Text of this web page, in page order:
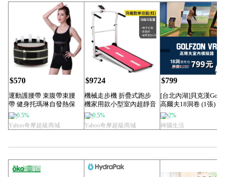
$570
運動護腰帶 束腹帶束腰
帶 健身托瑪琳自發熱保
暖護腰保健腰帶收...
0.5%
Yahoo奇摩超級商城
$9724
機械走步機 折疊式跑步
機家用款小型室內超靜音
簡易迷你健身器材...
0.5%
Yahoo奇摩超級商城
$799
[台北內湖]貝克漢
高爾夫18洞卷 (1張)
2%
神腦生活